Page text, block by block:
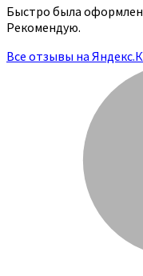
Быстро была
Рекомендую.
Все отзывы на